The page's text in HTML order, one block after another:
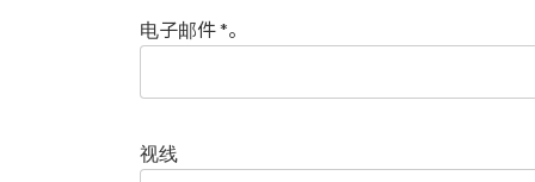
电子邮件*。
视线